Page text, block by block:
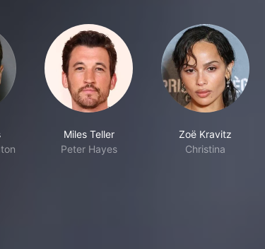
Miles Teller
Peter Hayes
Zoë Kravitz
Christina